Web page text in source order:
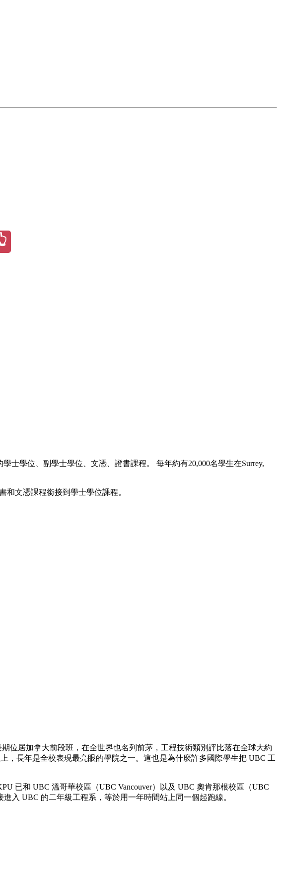
士學位、副學士學位、文憑、證書課程。 每年約有20,000名學生在Surrey,
文憑課程銜接到學士學位課程。
位居加拿大前段班，在全世界也名列前茅，工程技術類別評比落在全球大約
，長年是全校表現最亮眼的學院之一。這也是為什麼許多國際學生把 UBC 工
已和 UBC 溫哥華校區（UBC Vancouver）以及 UBC 奧肯那根校區（UBC
入 UBC 的二年級工程系，等於用一年時間站上同一個起跑線。